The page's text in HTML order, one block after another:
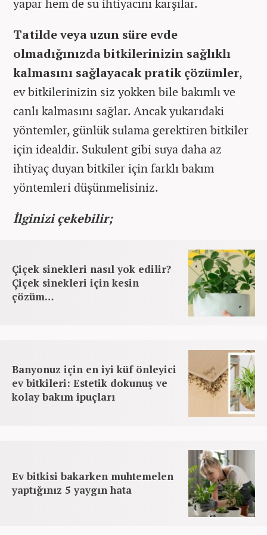
yapar hem de su ihtiyacını karşılar.
Tatilde veya uzun süre evde
olmadığınızda bitkilerinizin sağlıklı
kalmasını sağlayacak pratik çözümler,
ev bitkilerinizin siz yokken bile bakımlı ve
canlı kalmasını sağlar. Ancak yukarıdaki
yöntemler, günlük sulama gerektiren bitkiler
için idealdir. Sukulent gibi suya daha az
ihtiyaç duyan bitkiler için farklı bakım
yöntemleri düşünmelisiniz.
İlginizi çekebilir;
Çiçek sinekleri nasıl yok edilir?
Çiçek sinekleri için kesin
çözüm…
Banyonuz için en iyi küf önleyici
ev bitkileri: Estetik dokunuş ve
kolay bakım ipuçları
Ev bitkisi bakarken muhtemelen
yaptığınız 5 yaygın hata